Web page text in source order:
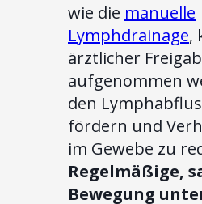
wie die manuelle
Lymphdrainage,
ärztlicher
aufgenommen
den
fördern und
im Gewebe zu
Regelmäßige,
Bewegung